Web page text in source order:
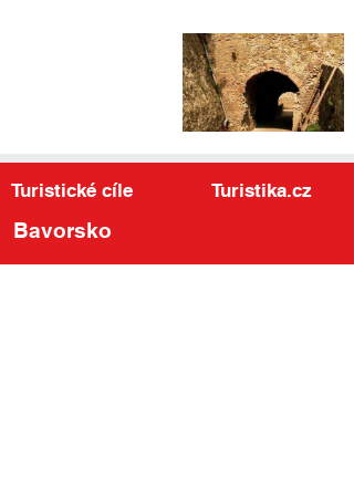
Turistické cíle Turistika.cz
Bavorsko